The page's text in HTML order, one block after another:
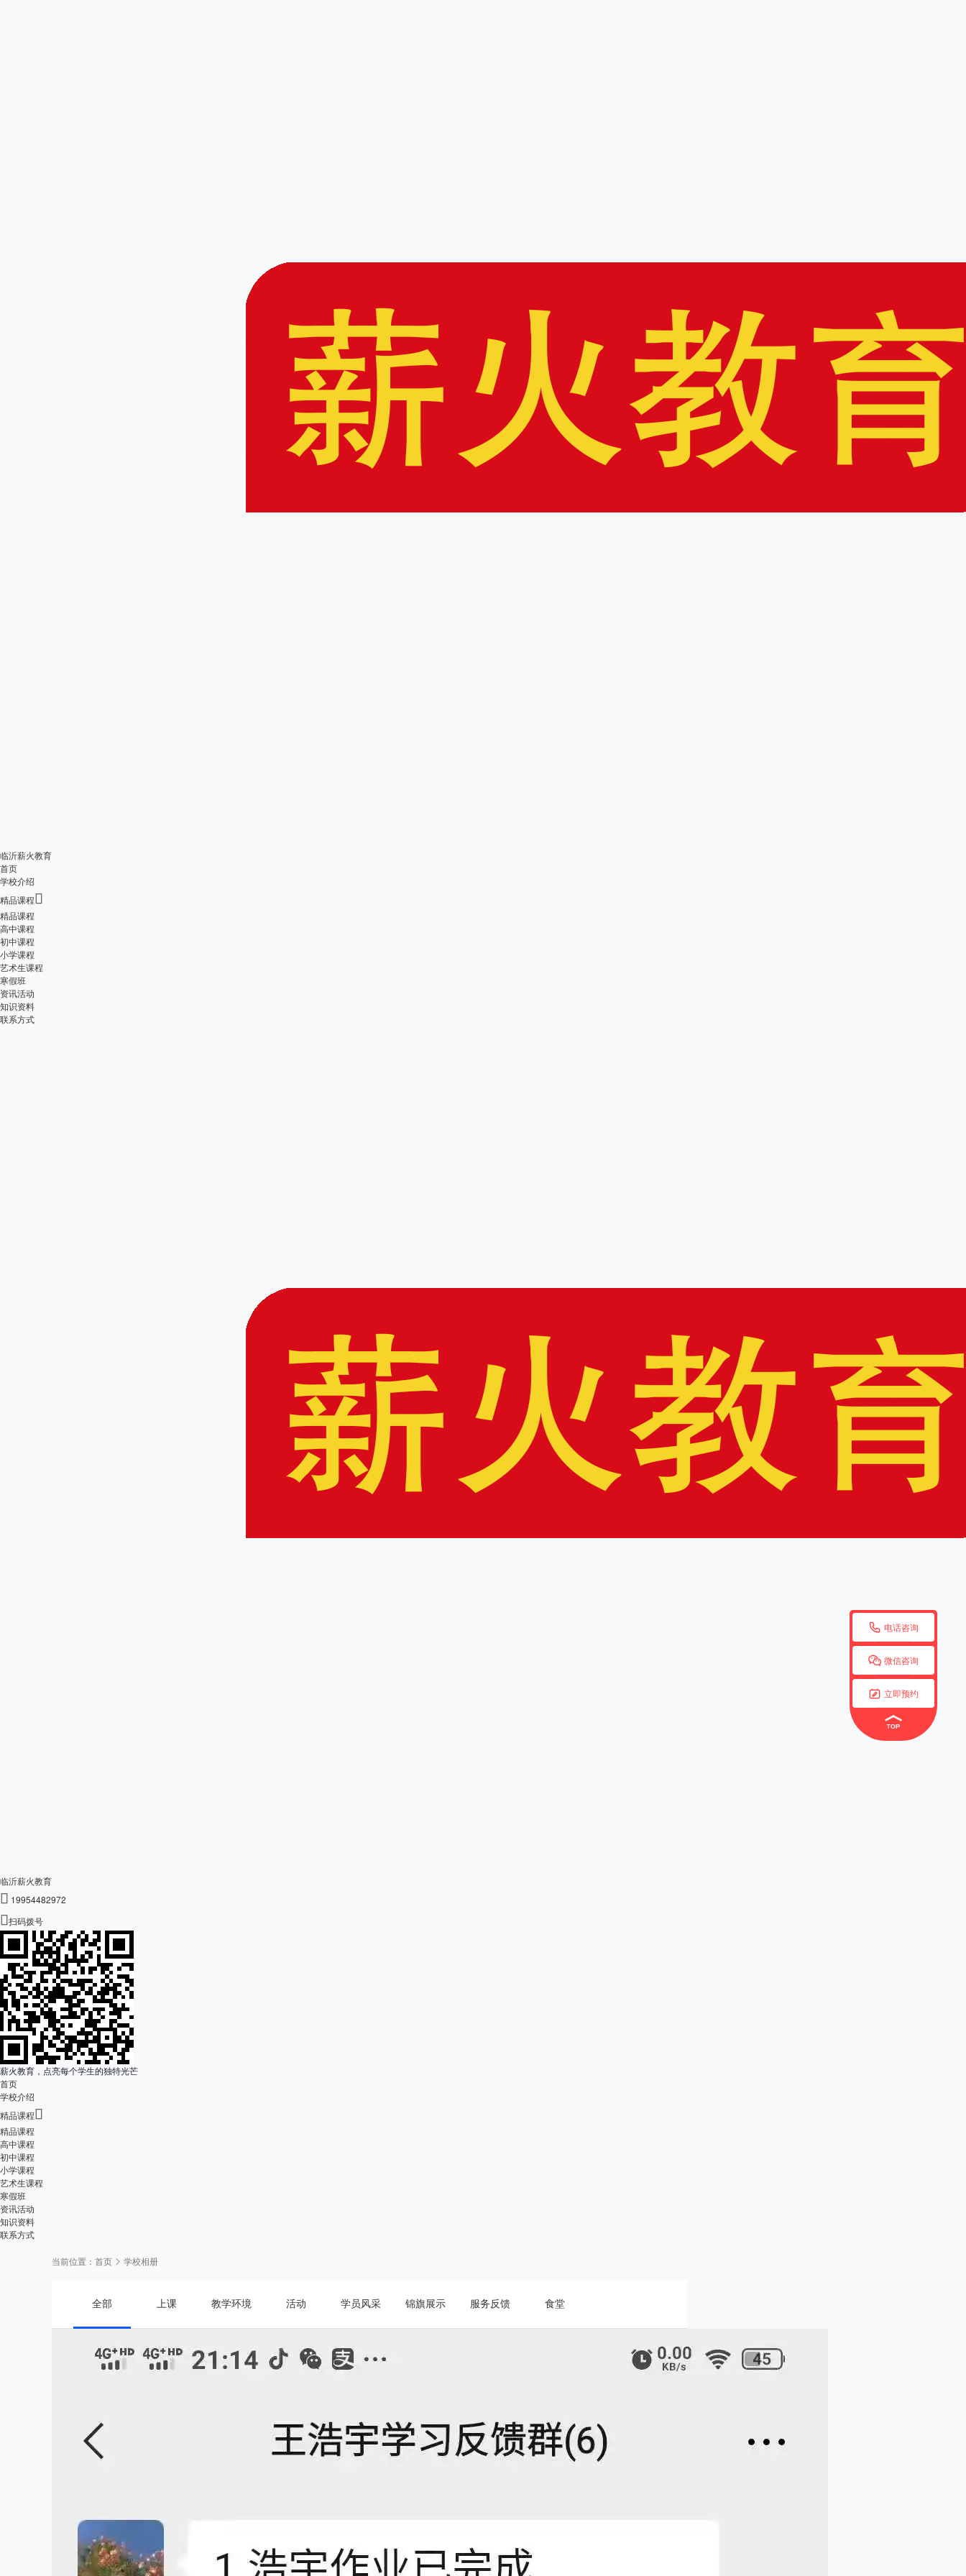
临沂薪火教育
首页
学校介绍
精品课程
精品课程
高中课程
初中课程
小学课程
艺术生课程
寒假班
资讯活动
知识资料
联系方式
临沂薪火教育
 19954482972
扫码拨号
薪火教育，点亮每个学生的独特光芒
首页
学校介绍
精品课程
精品课程
高中课程
初中课程
小学课程
艺术生课程
寒假班
资讯活动
知识资料
联系方式
 电话咨询
 微信咨询
 立即预约
当前位置： 首页 学校相册
全部 上课 教学环境 活动 学员风采 锦旗展示 服务反馈 食堂